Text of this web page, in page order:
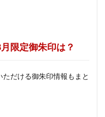
限定御朱印は？
だける御朱印情報もまと